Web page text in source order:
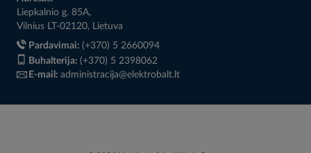
Liepkalnio g. 85A,
Vilnius LT-02120, Lietuva
Pardavimai: (+370) 5 2660094
Buhalterija: (+370) 5 2398062
E-mail: administracija@elektrobalt.lt